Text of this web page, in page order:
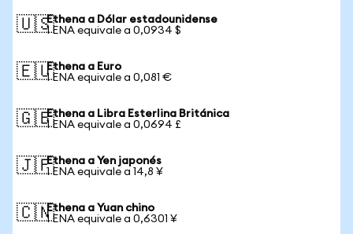
🇺🇸Ethena a Dólar estadounidense
1 ENA equivale a 0,0934 $
🇪🇺Ethena a Euro
1 ENA equivale a 0,081 €
🇬🇧Ethena a Libra Esterlina Británica
1 ENA equivale a 0,0694 £
🇯🇵Ethena a Yen japonés
1 ENA equivale a 14,8 ¥
🇨🇳Ethena a Yuan chino
1 ENA equivale a 0,6301 ¥